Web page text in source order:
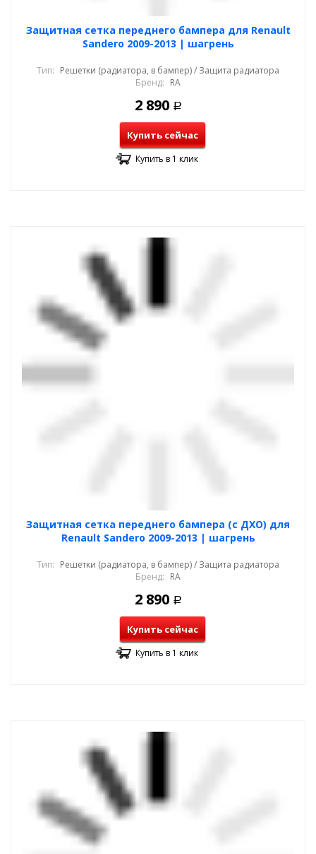
Защитная сетка переднего бампера для Renault
Sandero 2009-2013 | шагрень
Тип: Решетки (радиатора, в бампер) / Защита радиатора
Бренд: RA
2 890 Р
Купить сейчас
Купить в 1 клик
Защитная сетка переднего бампера (с ДХО) для
Renault Sandero 2009-2013 | шагрень
Тип: Решетки (радиатора, в бампер) / Защита радиатора
Бренд: RA
2 890 Р
Купить сейчас
Купить в 1 клик